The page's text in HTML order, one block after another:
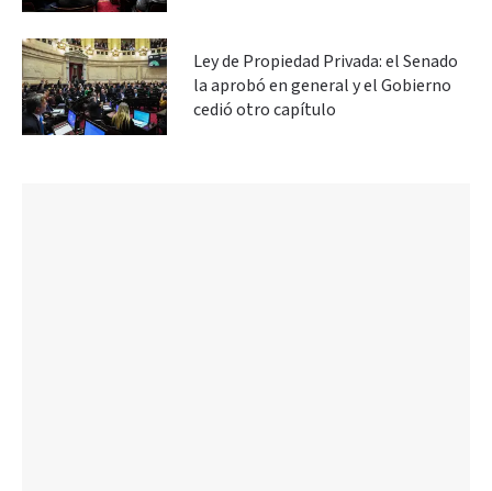
Ley de Propiedad Privada: el Senado
la aprobó en general y el Gobierno
cedió otro capítulo